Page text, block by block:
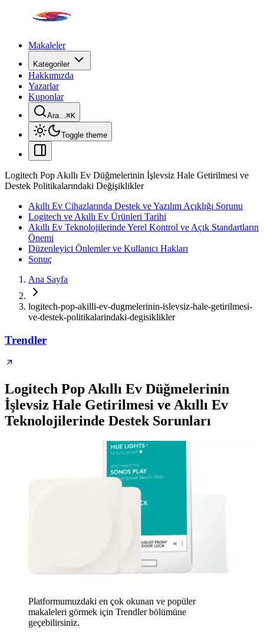
Makaleler
Kategoriler
Hakkımızda
Yazarlar
Kuponlar
Ara...⌘K
Toggle theme
Logitech Pop Akıllı Ev Düğmelerinin İşlevsiz Hale Getirilmesi ve
Destek Politikalarındaki Değişiklikler
Akıllı Ev Cihazlarında Destek ve Yazılım Açıklığı Sorunu
Logitech ve Akıllı Ev Ürünleri Tarihi
Akıllı Ev Teknolojilerinde Yerel Kontrol ve Açık Standartların
Önemi
Düzenleyici Önlemler ve Kullanıcı Hakları
Sonuç
Ana Sayfa
logitech-pop-akilli-ev-dugmelerinin-islevsiz-hale-getirilmesi-
ve-destek-politikalarindaki-degisiklikler
Trendler
Logitech Pop Akıllı Ev Düğmelerinin
İşlevsiz Hale Getirilmesi ve Akıllı Ev
Teknolojilerinde Destek Sorunları
Platformumuzdaki en çok okunan ve popüler
makaleleri görmek için Trendler bölümüne
geçebilirsiniz.